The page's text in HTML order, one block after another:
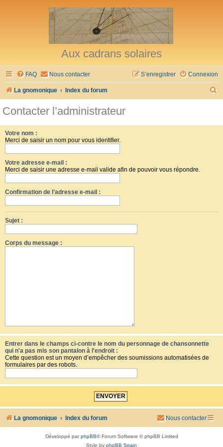
Aux cadrans solaires
FAQ Nous contacter Connexion
S’enregistrer
La gnomonique Index du forum
Contacter l’administrateur
Votre nom :
Merci de saisir un nom pour vous identifier.
Votre adresse e-mail :
Merci de saisir une adresse e-mail valide afin de pouvoir vous répondre.
Confirmation de l’adresse e-mail :
Sujet :
Corps du message :
Entrer dans le champs ci-contre le nom du personnage de chansonnette
qui n'a pas mis son pantalon à l'endroit :
Cette question est un moyen d’empêcher des soumissions automatisées de
formulaires par des robots.
La gnomonique Index du forum Nous contacter
Développé parphpBB® Forum Software © phpBB Limited
Style by phpBB Spain